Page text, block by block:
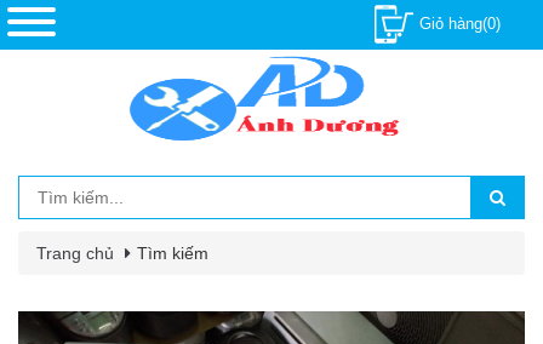
Giỏ hàng(0)
Trang chủ Tìm kiếm